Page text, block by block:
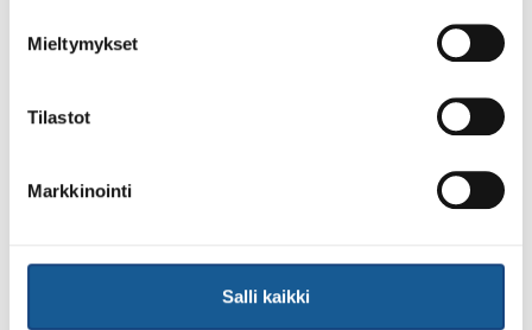
Mieltymykset
Tilastot
Markkinointi
Salli kaikki
lisenssit eivät siis [...]